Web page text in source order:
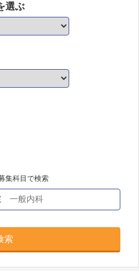
選ぶ
集科目で検索
索